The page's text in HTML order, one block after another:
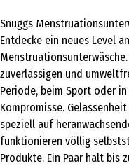
Snuggs
Entdecke ein neues Level
zuverlässigen und
Periode, beim Sport oder
Kompromisse.
speziell auf
funktionieren völlig
Produkte. Ein Paar hält bis